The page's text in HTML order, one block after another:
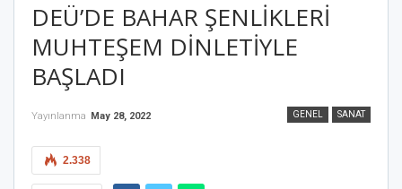
DEÜ’DE BAHAR ŞENLİKLERİ
MUHTEŞEM DİNLETİYLE
BAŞLADI
GENEL SANAT
Yayınlanma May 28, 2022
2.338